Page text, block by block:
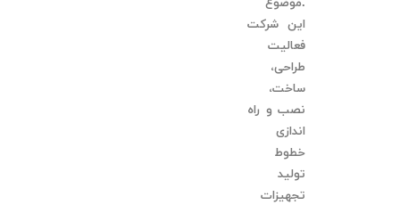
این شرکت
فعالیت
طراحی،
ساخت،
نصب و راه
اندازی
خطوط
تولید
تجهیزات